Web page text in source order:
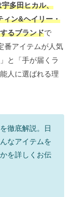
多田ヒカル、
ィン&ヘイリー・
るブランドで
番アイテムが人気
と「手が届くラ
人に選ばれる理
徹底解説。日
なアイテムを
を詳しくお伝